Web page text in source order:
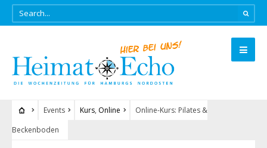
Events Kurs, Online
Online-Kurs: Pilates &
Beckenboden